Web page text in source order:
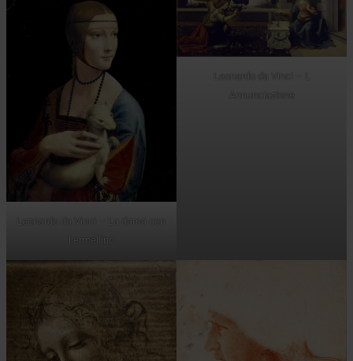
Leonardo da Vinci – La dama con
l ermellino
Annunciazione